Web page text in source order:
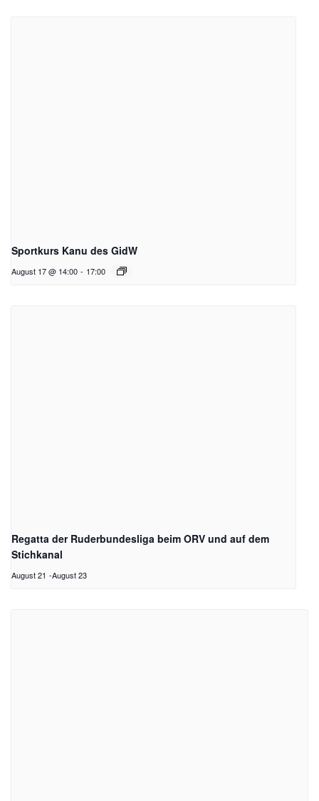
Sportkurs Kanu des GidW
August 17 @ 14:00 - 17:00
Regatta der Ruderbundesliga beim ORV und auf dem
Stichkanal
August 21 -August 23